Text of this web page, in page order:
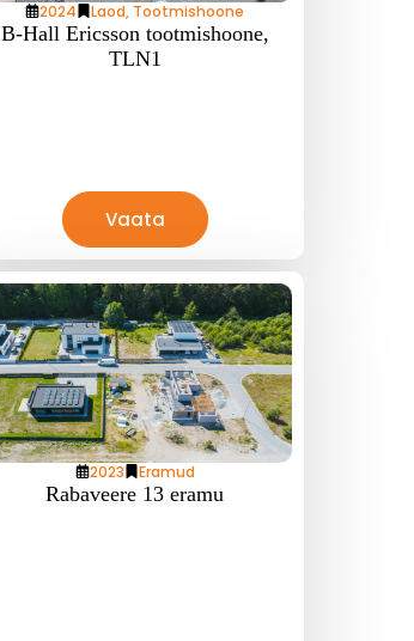
2024 Laod, Tootmishoone
B-Hall Ericsson tootmishoone,
TLN1
Vaata
2023 Eramud
Rabaveere 13 eramu